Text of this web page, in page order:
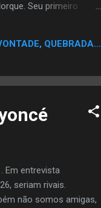
Seu primeiro
mistura de rap, soul,
QUEBRADA...
Em entrevista
seriam rivais.
não somos amigas,